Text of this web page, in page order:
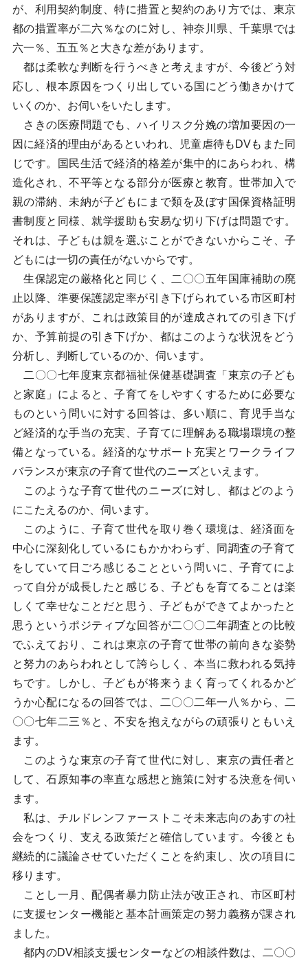
が、利用契約制度、特に措置と契約のあり方では、東京
都の措置率が二六％なのに対し、神奈川県、千葉県では
六一％、五五％と大きな差があります。
都は柔軟な判断を行うべきと考えますが、今後どう対
応し、根本原因をつくり出している国にどう働きかけて
いくのか、お伺いをいたします。
さきの医療問題でも、ハイリスク分娩の増加要因の一
因に経済的理由があるといわれ、児童虐待もDVもまた同
じです。国民生活で経済的格差が集中的にあらわれ、構
造化され、不平等となる部分が医療と教育。世帯加入で
親の滞納、未納が子どもにまで類を及ぼす国保資格証明
書制度と同様、就学援助も安易な切り下げは問題です。
それは、子どもは親を選ぶことができないからこそ、子
どもには一切の責任がないからです。
生保認定の厳格化と同じく、二〇〇五年国庫補助の廃
止以降、準要保護認定率が引き下げられている市区町村
がありますが、これは政策目的が達成されての引き下げ
か、予算前提の引き下げか、都はこのような状況をどう
分析し、判断しているのか、伺います。
二〇〇七年度東京都福祉保健基礎調査「東京の子ども
と家庭」によると、子育てをしやすくするために必要な
ものという問いに対する回答は、多い順に、育児手当な
ど経済的な手当の充実、子育てに理解ある職場環境の整
備となっている。経済的なサポート充実とワークライフ
バランスが東京の子育て世代のニーズといえます。
このような子育て世代のニーズに対し、都はどのよう
にこたえるのか、伺います。
このように、子育て世代を取り巻く環境は、経済面を
中心に深刻化しているにもかかわらず、同調査の子育て
をしていて日ごろ感じることという問いに、子育てによ
って自分が成長したと感じる、子どもを育てることは楽
しくて幸せなことだと思う、子どもができてよかったと
思うというポジティブな回答が二〇〇二年調査との比較
でふえており、これは東京の子育て世帯の前向きな姿勢
と努力のあらわれとして誇らしく、本当に救われる気持
ちです。しかし、子どもが将来うまく育ってくれるかど
うか心配になるの回答では、二〇〇二年一八％から、二
〇〇七年二三％と、不安を抱えながらの頑張りともいえ
ます。
このような東京の子育て世代に対し、東京の責任者と
して、石原知事の率直な感想と施策に対する決意を伺い
ます。
私は、チルドレンファーストこそ未来志向のあすの社
会をつくり、支える政策だと確信しています。今後とも
継続的に議論させていただくことを約束し、次の項目に
移ります。
ことし一月、配偶者暴力防止法が改正され、市区町村
に支援センター機能と基本計画策定の努力義務が課され
ました。
都内のDV相談支援センターなどの相談件数は、二〇〇